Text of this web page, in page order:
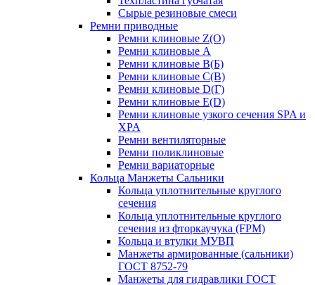
Сырые резиновые смеси
Ремни приводные
Ремни клиновые Z(О)
Ремни клиновые A
Ремни клиновые B(Б)
Ремни клиновые C(В)
Ремни клиновые D(Г)
Ремни клиновые Е(D)
Ремни клиновые узкого сечения SPA и
XPA
Ремни вентиляторные
Ремни поликлиновые
Ремни вариаторные
Кольца Манжеты Сальники
Кольца уплотнительные круглого
сечения
Кольца уплотнительные круглого
сечения из фторкаучука (FPM)
Кольца и втулки МУВП
Манжеты армированные (сальники)
ГОСТ 8752-79
Манжеты для гидравлики ГОСТ